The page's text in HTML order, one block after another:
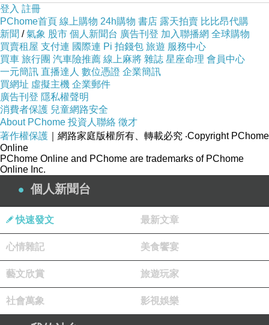
登入 註冊
PChome首頁 線上購物 24h購物 書店 露天拍賣 比比昂代購
新聞 /氣象 股市 個人新聞台 廣告刊登 加入聯播網 全球購物
買賣租屋 支付連 國際連 Pi 拍錢包 旅遊 服務中心
買車 旅行團 汽車險推薦 線上麻將 雜誌 星座命理 會員中心
一元簡訊 直播達人 數位憑證 企業簡訊
買網址 虛擬主機 企業郵件
廣告刊登 隱私權聲明
消費者保護 兒童網路安全
About PChome 投資人聯絡 徵才
著作權保護 ｜網路家庭版權所有、轉載必究 ‧Copyright PChome
Online
PChome Online and PChome are trademarks of PChome
Online Inc.
個人新聞台
快速發文 最新文章
心情雜記 美食饗宴
藝文欣賞 旅遊玩家
社會萬象 影視娛樂